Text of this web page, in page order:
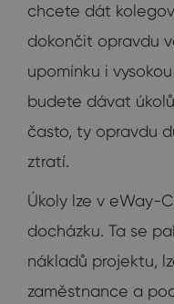
chcete dát
dokončit opravdu
upomínku i
budete dávat
často, ty opravdu
ztratí.
Úkoly lze v eWay-
docházku. Ta se
nákladů projektu,
zaměstnance a